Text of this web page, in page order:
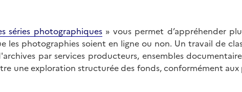
séries photographiques» vous permet d’appréhender
les photographies soient en ligne ou non. Un travail de
par services producteurs, ensembles
une exploration structurée des fonds, conformément aux